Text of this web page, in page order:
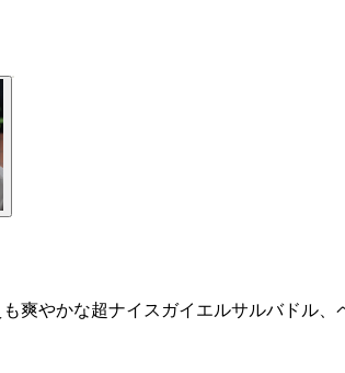
爽やかな超ナイスガイエルサルバドル、